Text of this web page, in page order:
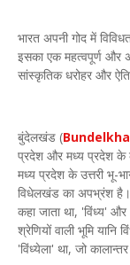
भारत अपनी गोद में
इसका एक महत्वपूर्ण और
सांस्कृतिक धरोहर और
बुंदेलखंड (
प्रदेश और मध्य प्रदेश के
मध्य प्रदेश के उत्तरी भू-
विधेलखंड का अपभ्रंश है।
कहा जाता था, 'विंध्य'
श्रेणियों वाली भूमि यानि
'विंध्येला' था, जो